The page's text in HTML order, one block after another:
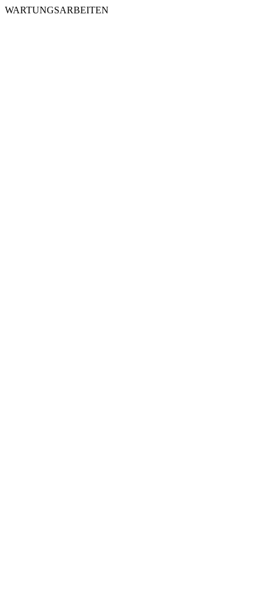
WARTUNGSARBEITEN